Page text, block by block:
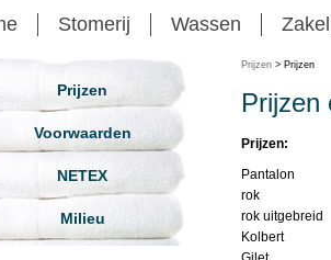
Stomerij Wassen
Prijzen
Voorwaarden
NETEX
Milieu
Prijzen > Prijzen
Prijzen
Prijzen:
Pantalon
rok
rok uitgebreid
Kolbert